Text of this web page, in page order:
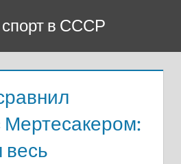
спорт в СССР
весь